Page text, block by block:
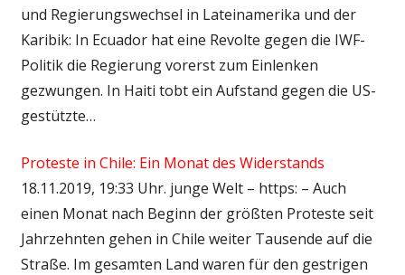
und Regierungswechsel in Lateinamerika und der
Karibik: In Ecuador hat eine Revolte gegen die IWF-
Politik die Regierung vorerst zum Einlenken
gezwungen. In Haiti tobt ein Aufstand gegen die US-
gestützte…
Proteste in Chile: Ein Monat des Widerstands
18.11.2019, 19:33 Uhr. junge Welt – https: – Auch
einen Monat nach Beginn der größten Proteste seit
Jahrzehnten gehen in Chile weiter Tausende auf die
Straße. Im gesamten Land waren für den gestrigen